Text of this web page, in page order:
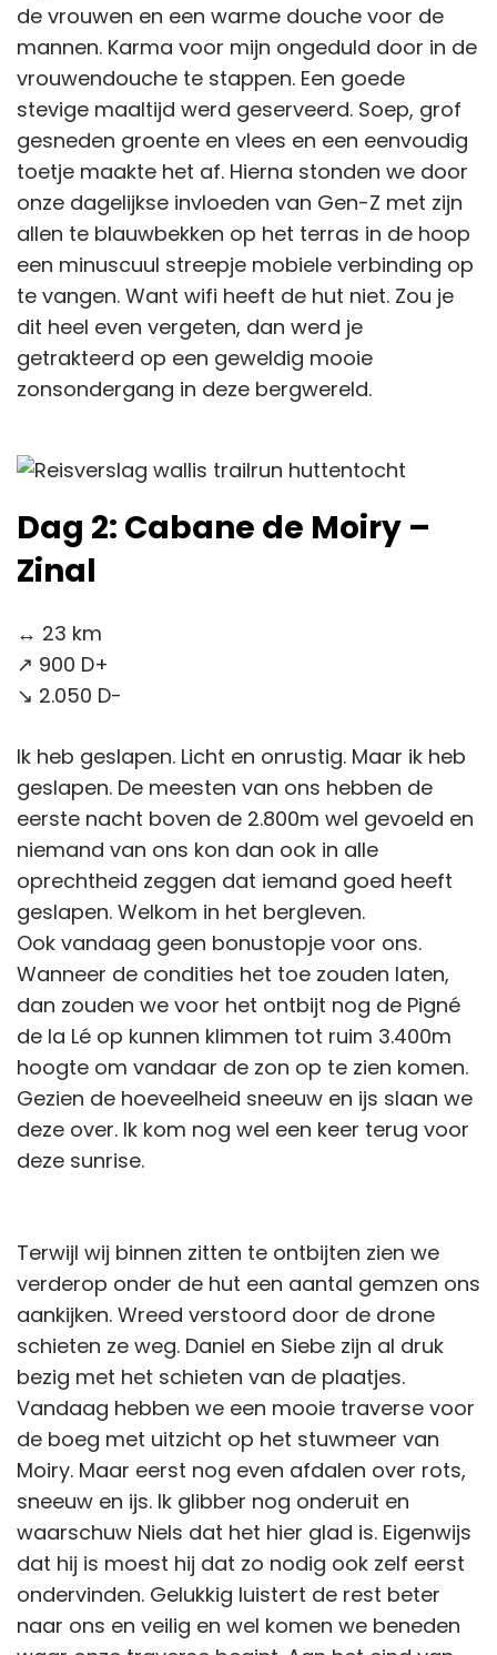
de vrouwen en een warme douche voor de
mannen. Karma voor mijn ongeduld door in de
vrouwendouche te stappen. Een goede
stevige maaltijd werd geserveerd. Soep, grof
gesneden groente en vlees en een eenvoudig
toetje maakte het af. Hierna stonden we door
onze dagelijkse invloeden van Gen-Z met zijn
allen te blauwbekken op het terras in de hoop
een minuscuul streepje mobiele verbinding op
te vangen. Want wifi heeft de hut niet. Zou je
dit heel even vergeten, dan werd je
getrakteerd op een geweldig mooie
zonsondergang in deze bergwereld.
Dag 2: Cabane de Moiry –
Zinal
↔️ 23 km
↗️ 900 D+
↘️ 2.050 D-
Ik heb geslapen. Licht en onrustig. Maar ik heb
geslapen. De meesten van ons hebben de
eerste nacht boven de 2.800m wel gevoeld en
niemand van ons kon dan ook in alle
oprechtheid zeggen dat iemand goed heeft
geslapen. Welkom in het bergleven.
Ook vandaag geen bonustopje voor ons.
Wanneer de condities het toe zouden laten,
dan zouden we voor het ontbijt nog de Pigné
de la Lé op kunnen klimmen tot ruim 3.400m
hoogte om vandaar de zon op te zien komen.
Gezien de hoeveelheid sneeuw en ijs slaan we
deze over. Ik kom nog wel een keer terug voor
deze sunrise.
Terwijl wij binnen zitten te ontbijten zien we
verderop onder de hut een aantal gemzen ons
aankijken. Wreed verstoord door de drone
schieten ze weg. Daniel en Siebe zijn al druk
bezig met het schieten van de plaatjes.
Vandaag hebben we een mooie traverse voor
de boeg met uitzicht op het stuwmeer van
Moiry. Maar eerst nog even afdalen over rots,
sneeuw en ijs. Ik glibber nog onderuit en
waarschuw Niels dat het hier glad is. Eigenwijs
dat hij is moest hij dat zo nodig ook zelf eerst
ondervinden. Gelukkig luistert de rest beter
naar ons en veilig en wel komen we beneden